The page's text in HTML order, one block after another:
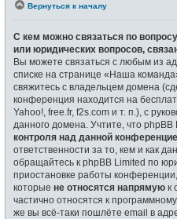
Вернуться к началу
С кем можно связаться по
или юридических вопросов,
Вы можете связаться с любым из
списке на странице «Наша
свяжитесь с владельцем домена
конференция находится на
Yahoo!, free.fr, f2s.com и т. п.), с
данного домена. Учтите, что phpBB
контроля над данной
ответственности за то, кем и как
обращайтесь к phpBB Limited по
приостановке работы конференции,
которые не относятся напрямую к
частично относятся к
же вы всё-таки пошлёте email в